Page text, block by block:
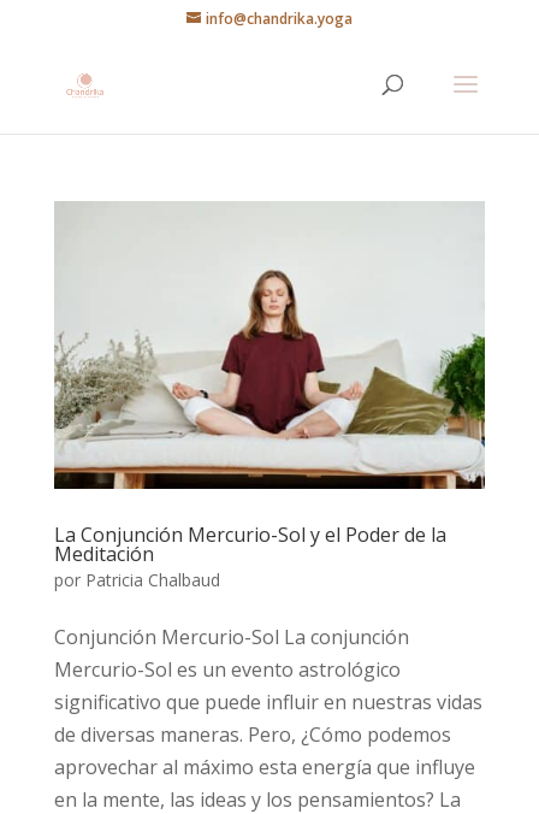
info@chandrika.yoga
La Conjunción Mercurio-Sol y el Poder de la
Meditación
por Patricia Chalbaud
Conjunción Mercurio-Sol La conjunción
Mercurio-Sol es un evento astrológico
significativo que puede influir en nuestras vidas
de diversas maneras. Pero, ¿Cómo podemos
aprovechar al máximo esta energía que influye
en la mente, las ideas y los pensamientos? La